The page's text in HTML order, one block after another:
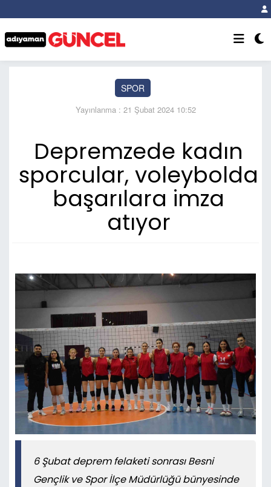
SPOR
Yayınlanma : 21 Şubat 2024 10:52
Depremzede kadın
sporcular, voleybolda
başarılara imza
atıyor
6 Şubat deprem felaketi sonrası Besni
Gençlik ve Spor İlçe Müdürlüğü bünyesinde